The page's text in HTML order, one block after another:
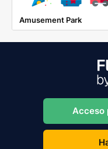
Amusement Park
Acceso